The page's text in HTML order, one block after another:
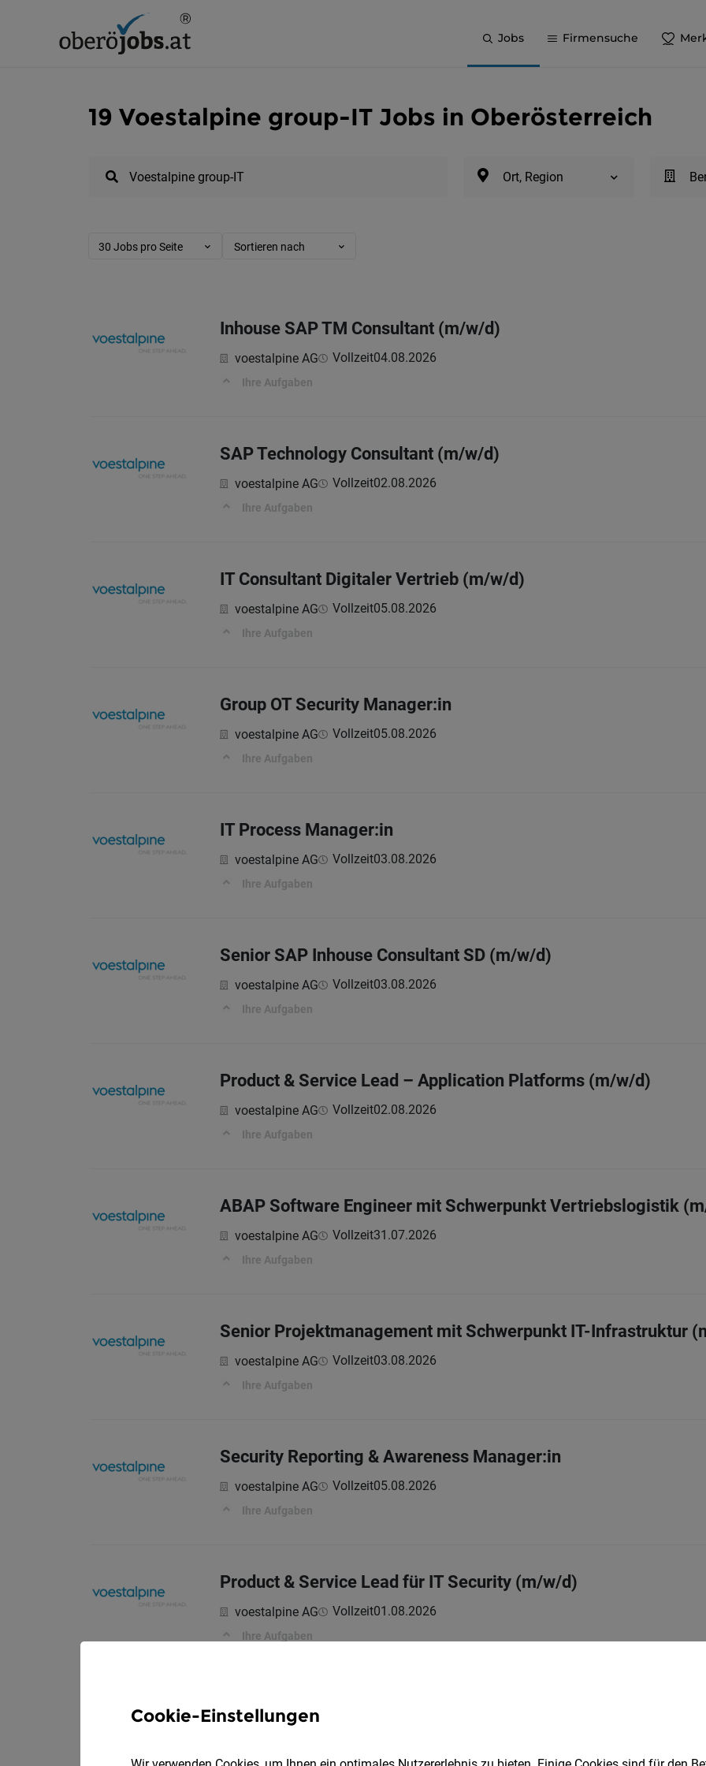
Jobs Firmensuche
19 Voestalpine group-IT Jobs in Oberösterreich
Ort, Region
30 Jobs pro Seite Sortieren nach
Inhouse SAP TM Consultant (m/w/d)
voestalpine AG Vollzeit04.08.2026
Ihre Aufgaben
SAP Technology Consultant (m/w/d)
voestalpine AG Vollzeit02.08.2026
Ihre Aufgaben
IT Consultant Digitaler Vertrieb (m/w/d)
voestalpine AG Vollzeit05.08.2026
Ihre Aufgaben
Group OT Security Manager:in
voestalpine AG Vollzeit05.08.2026
Ihre Aufgaben
IT Process Manager:in
voestalpine AG Vollzeit03.08.2026
Ihre Aufgaben
Senior SAP Inhouse Consultant SD (m/w/d)
voestalpine AG Vollzeit03.08.2026
Ihre Aufgaben
Product & Service Lead – Application Platforms (m/w/d)
voestalpine AG Vollzeit02.08.2026
Ihre Aufgaben
ABAP Software Engineer mit Schwerpunkt Vertriebslogistik
voestalpine AG Vollzeit31.07.2026
Ihre Aufgaben
Senior Projektmanagement mit Schwerpunkt IT-Infrastruktur
voestalpine AG Vollzeit03.08.2026
Ihre Aufgaben
Security Reporting & Awareness Manager:in
voestalpine AG Vollzeit05.08.2026
Ihre Aufgaben
Product & Service Lead für IT Security (m/w/d)
voestalpine AG Vollzeit01.08.2026
Ihre Aufgaben
SAP UI5 / Fiori Developer (m/w/d) – Logistik & S/4HANA
Ihre Aufgaben
Cookie-Einstellungen